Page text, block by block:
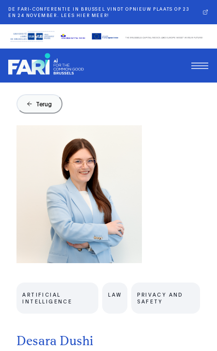
DE FARI-CONFERENTIE IN BRUSSEL VINDT OPNIEUW PLAATS OP 23
EN 24 NOVEMBER. LEES HIER MEER!
Terug
Desara Dushi
ARTIFICIAL
INTELLIGENCE
LAW
PRIVACY AND
SAFETY